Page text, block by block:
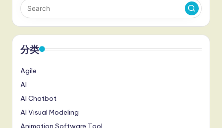
分类
Agile
AI
AI Chatbot
AI Visual Modeling
Animation Software Tool